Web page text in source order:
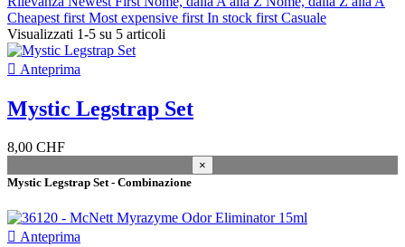
Closeout
Closeout 0
In magazzino
In magazzino5
Magazzino Wind&Snow
genere
Cheapest first Most expensive first In stock first Casuale
Visualizzati 1-5 su 5 articoli
 Anteprima
Mystic Legstrap Set
8,00 CHF
Mystic Legstrap Set - Combinazione
×
 Anteprima